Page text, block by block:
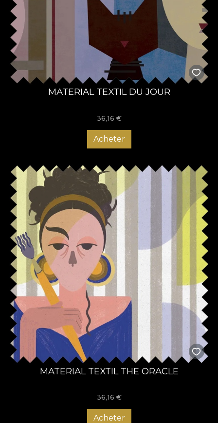
MATERIAL TEXTIL DU JOUR
36,16 €
Acheter
MATERIAL TEXTIL THE ORACLE
36,16 €
Acheter